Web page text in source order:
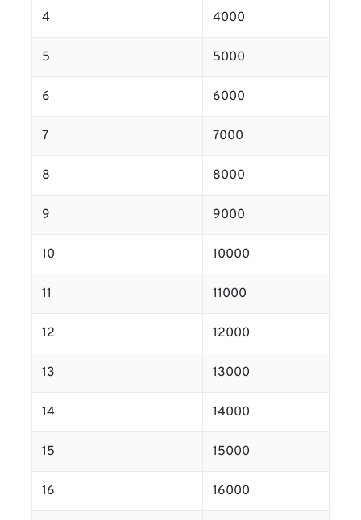
4 4000
5 5000
6 6000
7 7000
8 8000
9 9000
10 10000
11 11000
12 12000
13 13000
14 14000
15 15000
16 16000